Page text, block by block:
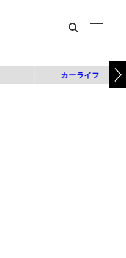
カーライフ